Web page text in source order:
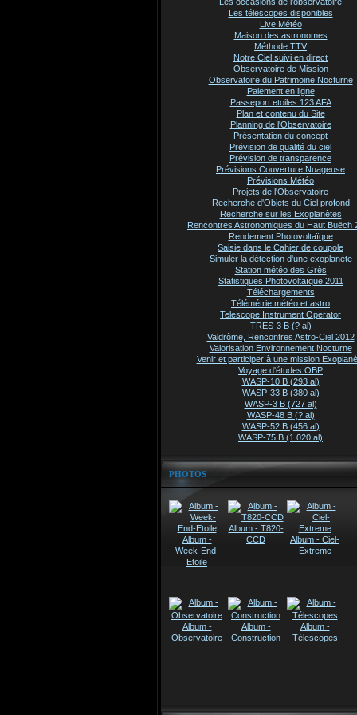
Les télescopes disponibles
Live Météo
Maison des astronomes
Méthode TTV
Notre Ciel suivi en direct
Observatoire de Mission
Observatoire du Patrimoine Nocturne
Paiement en ligne
Passeport etoiles 123 AFA
Plan et contenu du Site
Planning de l'Observatoire
Présentation du concept
Prévision de qualité du ciel
Prévision de transparence
Prévisions Couverture Nuageuse
Prévisions Météo
Projets de l'Observatoire
Recherche d'Objets du Ciel profond
Recherche sur les Exoplanètes
Rencontres Astronomiques du Haut Buëch
Rendement Photovoltaïque
Saisie dans le Cahier de coupole
Simuler la détection d'une exoplanète
Station météo des Grès
Statistiques Photovoltaïque 2011
Téléchargements
Télémétrie météo et astro
Telescope Instrument Operator
TRES-3 B (? al)
Valdrôme, Rencontres Astro-Ciel 2012
Valorisation Environnement Nocturne
Venir et participer à une mission
Voyage d'études OBP
WASP-10 B (293 al)
WASP-33 B (380 al)
WASP-3 B (727 al)
WASP-48 B (? al)
WASP-52 B (456 al)
WASP-75 B (1.020 al)
PHOTOS
Album -
Week-End-
Etoile
Album - T820-
CCD
Album - Ciel-
Extreme
Album -
Observatoire
Album -
Construction
Album -
Télescopes